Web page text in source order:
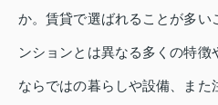
か。賃貸で選ばれることが多い
ンションとは異なる多くの特
ならではの暮らしや設備、ま